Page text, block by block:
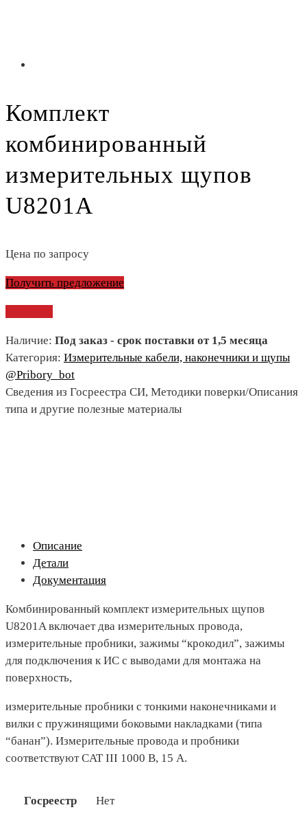
Комплект
комбинированный
измерительных щупов
U8201A
Цена по запросу
Получить предложение
Наличие: Под заказ - срок поставки от 1,5 месяца
Категория: Измерительные кабели, наконечники и щупы
@Pribory_bot
Сведения из Госреестра СИ, Методики поверки/Описания
типа и другие полезные материалы
Описание
Детали
Документация
Комбинированный комплект измерительных щупов
U8201A включает два измерительных провода,
измерительные пробники, зажимы “крокодил”, зажимы
для подключения к ИС с выводами для монтажа на
поверхность,
измерительные пробники с тонкими наконечниками и
вилки с пружинящими боковыми накладками (типа
“банан”). Измерительные провода и пробники
соответствуют CAT III 1000 В, 15 A.
Госреестр Нет